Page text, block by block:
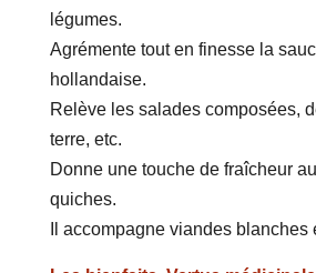
légumes.
Agrémente tout en finesse la
hollandaise.
Relève les salades composées,
terre, etc.
Donne une touche de fraîcheur
quiches.
Il accompagne viandes blanches